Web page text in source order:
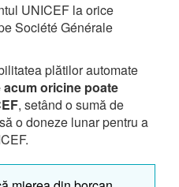
UNICEF la orice
Société Générale
plătilor automate
acum oricine poate
, setând o sumă de
o doneze lunar pentru a